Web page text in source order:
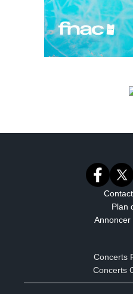
Plan
Annoncer
Concerts
Concerts